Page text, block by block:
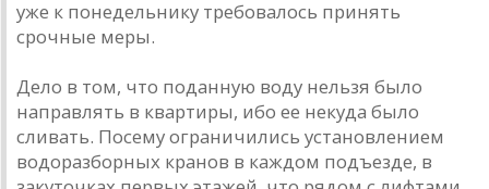
уже к понедельнику требовалось принять
срочные меры.
Дело в том, что поданную воду нельзя было
направлять в квартиры, ибо ее некуда было
сливать. Посему ограничились установлением
водоразборных кранов в каждом подъезде, в